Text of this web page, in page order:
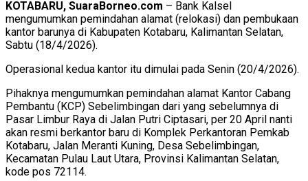
KOTABARU, SuaraBorneo.com – Bank Kalsel
mengumumkan pemindahan alamat (relokasi) dan pembukaan
kantor barunya di Kabupaten Kotabaru, Kalimantan Selatan,
Sabtu (18/4/2026).
Operasional kedua kantor itu dimulai pada Senin (20/4/2026).
Pihaknya mengumumkan pemindahan alamat Kantor Cabang
Pembantu (KCP) Sebelimbingan dari yang sebelumnya di
Pasar Limbur Raya di Jalan Putri Ciptasari, per 20 April nanti
akan resmi berkantor baru di Komplek Perkantoran Pemkab
Kotabaru, Jalan Meranti Kuning, Desa Sebelimbingan,
Kecamatan Pulau Laut Utara, Provinsi Kalimantan Selatan,
kode pos 72114.